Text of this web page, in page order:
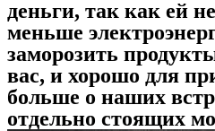
деньги, так как ей
меньше
заморозить
вас, и хорошо для
больше о наших
отдельно стоящих